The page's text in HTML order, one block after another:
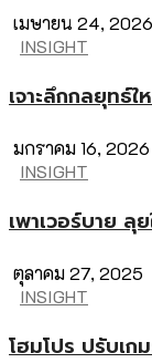
เมษายน 24, 2026
INSIGHT
เจาะลึกกลยุทธ์
มกราคม 16, 2026
INSIGHT
เพาเวอร์บาย ลุ
ตุลาคม 27, 2025
INSIGHT
โฮมโปร ปรับเก